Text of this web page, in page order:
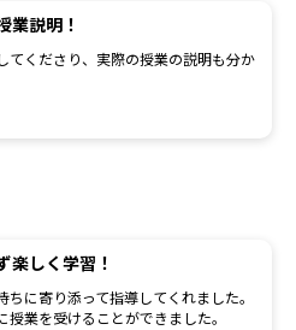
業説明！
てくださり、実際の授業の説明も分か
楽しく学習！
に寄り添って指導してくれました。
業を受けることができました。